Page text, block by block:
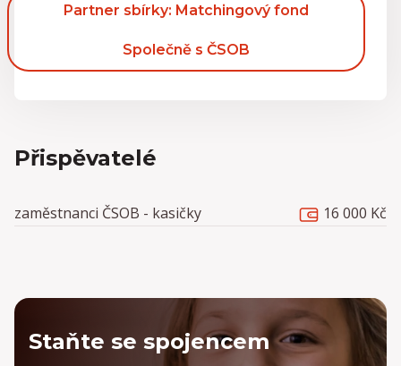
Partner sbírky: Matchingový fond
Společně s ČSOB
Přispěvatelé
zaměstnanci ČSOB - kasičky 16 000 Kč
Staňte se spojencem